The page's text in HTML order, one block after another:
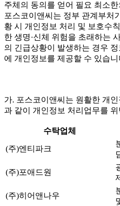
주체의 동의를 얻어 필요 최소
포스코이앤씨는 정부 관계부처
황 시 개인정보 처리 및 보호수
한 생명·신체 위험을 초래하는
의 긴급상황이 발생하는 경우
에 개인정보를 제공할 수 있습니
가. 포스코이앤씨는 원활한 개
과 같이 개인정보 처리업무를
수탁업체
(주)엔티파크
(주)포애드원
(주)히어앤나우